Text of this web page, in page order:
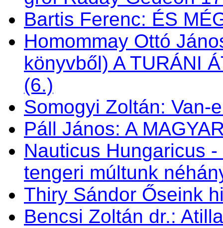
Bartis Ferenc: ÉS
Homommay Ottó
könyvből) A TURÁNI
(6.)
Somogyi Zoltán: Van-
Páll János: A
Nauticus Hungaricus
tengeri múltunk
Thiry Sándor Őseink
Bencsi Zoltán dr.: